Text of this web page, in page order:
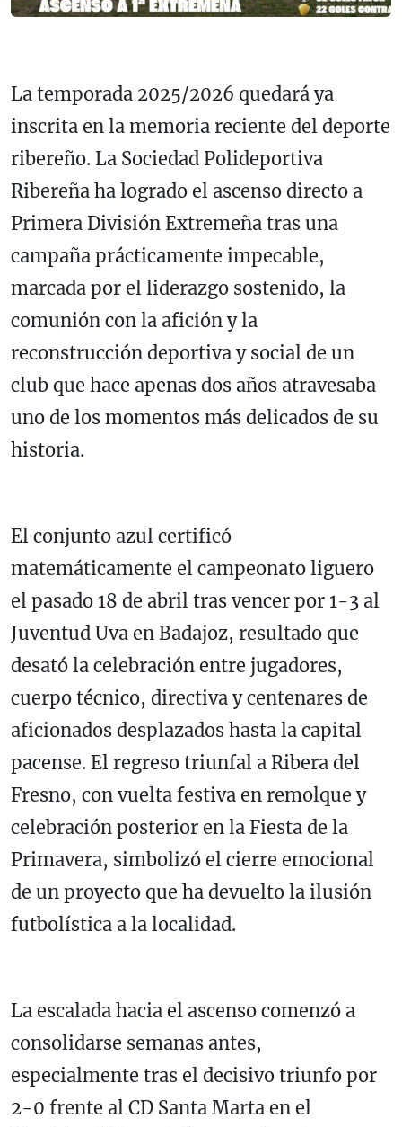
La temporada 2025/2026 quedará ya
inscrita en la memoria reciente del deporte
ribereño. La Sociedad Polideportiva
Ribereña ha logrado el ascenso directo a
Primera División Extremeña tras una
campaña prácticamente impecable,
marcada por el liderazgo sostenido, la
comunión con la afición y la
reconstrucción deportiva y social de un
club que hace apenas dos años atravesaba
uno de los momentos más delicados de su
historia.
El conjunto azul certificó
matemáticamente el campeonato liguero
el pasado 18 de abril tras vencer por 1-3 al
Juventud Uva en Badajoz, resultado que
desató la celebración entre jugadores,
cuerpo técnico, directiva y centenares de
aficionados desplazados hasta la capital
pacense. El regreso triunfal a Ribera del
Fresno, con vuelta festiva en remolque y
celebración posterior en la Fiesta de la
Primavera, simbolizó el cierre emocional
de un proyecto que ha devuelto la ilusión
futbolística a la localidad.
La escalada hacia el ascenso comenzó a
consolidarse semanas antes,
especialmente tras el decisivo triunfo por
2-0 frente al CD Santa Marta en el